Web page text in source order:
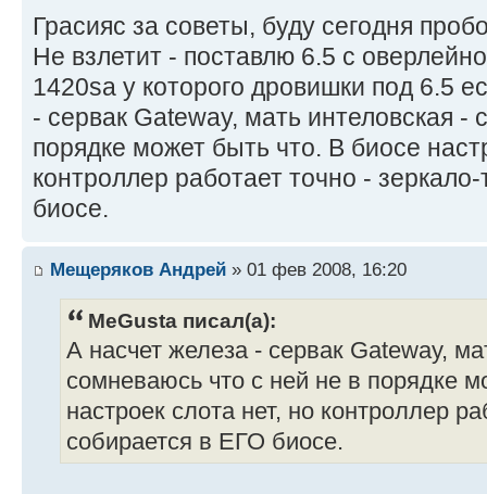
Грасияс за советы, буду сегодня
Не взлетит - поставлю 6.5 с
1420sa у которого дровишки под 6.5
- сервак Gateway, мать интеловская -
порядке может быть что. В биосе
контроллер работает точно -
биосе.
Мещеряков Андрей » 01 фев 2008, 16:20
MeGusta писал(а):
А насчет железа - сервак Gateway,
сомневаюсь что с ней не в порядке
настроек слота нет, но контроллер
собирается в ЕГО биосе.